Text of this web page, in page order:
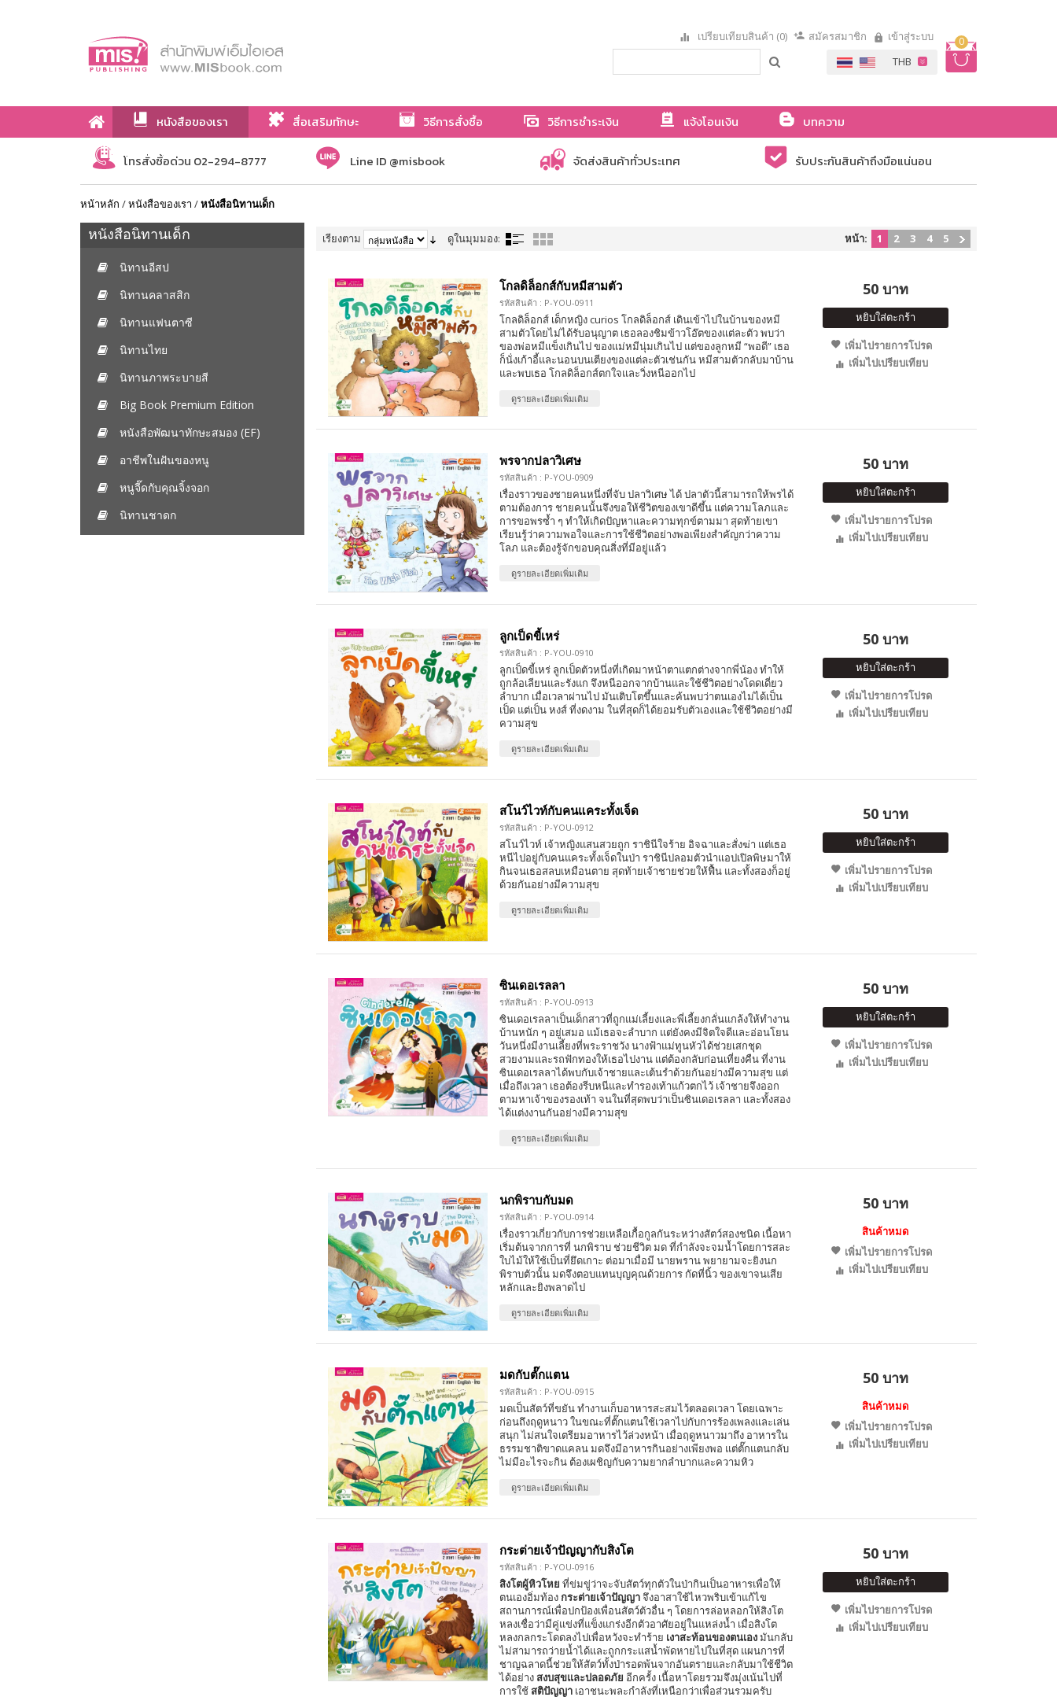
0
เปรียบเทียบสินค้า (0) สมัครสมาชิก เข้าสู่ระบบ
หนังสือของเรา สื่อเสริมทักษะ วิธีการสั่งซื้อ วิธีการชำระเงิน แจ้งโอนเงิน
บทความ
เกี่ยวกับเรา
โทรสั่งซื้อด่วน 02-294-8777 Line ID @misbook จัดส่งสินค้าทั่วประเทศ รับประกันสินค้าถึงมือแน่นอน
หน้าหลัก /หนังสือของเรา /หนังสือนิทานเด็ก
หนังสือนิทานเด็ก
นิทานอีสป
นิทานคลาสสิก
นิทานแฟนตาซี
นิทานไทย
นิทานภาพระบายสี
Big Book Premium Edition
หนังสือพัฒนาทักษะสมอง (EF)
อาชีพในฝันของหนู
หนูจี๊ดกับคุณจิ้งจอก
นิทานชาดก
เรียงตาม ดูในมุมมอง: หน้า: 1 2 3 4 5
โกลดิล็อกส์กับหมีสามตัว
รหัสสินค้า : P-YOU-0911
โกลดิล็อกส์ เด็กหญิง curios โกลดิล็อกส์ เดินเข้าไปในบ้านของหมี
สามตัวโดยไม่ได้รับอนุญาต เธอลองชิมข้าวโอ๊ตของแต่ละตัว พบว่า
ของพ่อหมีแข็งเกินไป ของแม่หมีนุ่มเกินไป แต่ของลูกหมี “พอดี” เธอ
ก็นั่งเก้าอี้และนอนบนเตียงของแต่ละตัวเช่นกัน หมีสามตัวกลับมาบ้าน
และพบเธอ โกลดิล็อกส์ตกใจและวิ่งหนีออกไป
ดูรายละเอียดเพิ่มเติม
50 บาท
หยิบใส่ตะกร้า
เพิ่มไปรายการโปรด
เพิ่มไปเปรียบเทียบ
พรจากปลาวิเศษ
รหัสสินค้า : P-YOU-0909
เรื่องราวของชายคนหนึ่งที่จับ ปลาวิเศษ ได้ ปลาตัวนี้สามารถให้พรได้
ตามต้องการ ชายคนนั้นจึงขอให้ชีวิตของเขาดีขึ้น แต่ความโลภและ
การขอพรซ้ำ ๆ ทำให้เกิดปัญหาและความทุกข์ตามมา สุดท้ายเขา
เรียนรู้ว่าความพอใจและการใช้ชีวิตอย่างพอเพียงสำคัญกว่าความ
โลภ และต้องรู้จักขอบคุณสิ่งที่มีอยู่แล้ว
ดูรายละเอียดเพิ่มเติม
50 บาท
หยิบใส่ตะกร้า
เพิ่มไปรายการโปรด
เพิ่มไปเปรียบเทียบ
ลูกเป็ดขี้เหร่
รหัสสินค้า : P-YOU-0910
ลูกเป็ดขี้เหร่ ลูกเป็ดตัวหนึ่งที่เกิดมาหน้าตาแตกต่างจากพี่น้อง ทำให้
ถูกล้อเลียนและรังแก จึงหนีออกจากบ้านและใช้ชีวิตอย่างโดดเดี่ยว
ลำบาก เมื่อเวลาผ่านไป มันเติบโตขึ้นและค้นพบว่าตนเองไม่ได้เป็น
เป็ด แต่เป็น หงส์ ที่งดงาม ในที่สุดก็ได้ยอมรับตัวเองและใช้ชีวิตอย่างมี
ความสุข
ดูรายละเอียดเพิ่มเติม
50 บาท
หยิบใส่ตะกร้า
เพิ่มไปรายการโปรด
เพิ่มไปเปรียบเทียบ
สโนว์ไวท์กับคนแคระทั้งเจ็ด
รหัสสินค้า : P-YOU-0912
สโนว์ไวท์ เจ้าหญิงแสนสวยถูก ราชินีใจร้าย อิจฉาและสั่งฆ่า แต่เธอ
หนีไปอยู่กับคนแคระทั้งเจ็ดในป่า ราชินีปลอมตัวนำแอปเปิลพิษมาให้
กินจนเธอสลบเหมือนตาย สุดท้ายเจ้าชายช่วยให้ฟื้น และทั้งสองก็อยู่
ด้วยกันอย่างมีความสุข
ดูรายละเอียดเพิ่มเติม
50 บาท
หยิบใส่ตะกร้า
เพิ่มไปรายการโปรด
เพิ่มไปเปรียบเทียบ
ซินเดอเรลลา
รหัสสินค้า : P-YOU-0913
ซินเดอเรลลาเป็นเด็กสาวที่ถูกแม่เลี้ยงและพี่เลี้ยงกลั่นแกล้งให้ทำงาน
บ้านหนัก ๆ อยู่เสมอ แม้เธอจะลำบาก แต่ยังคงมีจิตใจดีและอ่อนโยน
วันหนึ่งมีงานเลี้ยงที่พระราชวัง นางฟ้าแม่ทูนหัวได้ช่วยเสกชุด
สวยงามและรถฟักทองให้เธอไปงาน แต่ต้องกลับก่อนเที่ยงคืน ที่งาน
ซินเดอเรลลาได้พบกับเจ้าชายและเต้นรำด้วยกันอย่างมีความสุข แต่
เมื่อถึงเวลา เธอต้องรีบหนีและทำรองเท้าแก้วตกไว้ เจ้าชายจึงออก
ตามหาเจ้าของรองเท้า จนในที่สุดพบว่าเป็นซินเดอเรลลา และทั้งสอง
ได้แต่งงานกันอย่างมีความสุข
ดูรายละเอียดเพิ่มเติม
50 บาท
หยิบใส่ตะกร้า
เพิ่มไปรายการโปรด
เพิ่มไปเปรียบเทียบ
นกพิราบกับมด
รหัสสินค้า : P-YOU-0914
เรื่องราวเกี่ยวกับการช่วยเหลือเกื้อกูลกันระหว่างสัตว์สองชนิด เนื้อหา
เริ่มต้นจากการที่ นกพิราบ ช่วยชีวิต มด ที่กำลังจะจมน้ำโดยการสละ
ใบไม้ให้ใช้เป็นที่ยึดเกาะ ต่อมาเมื่อมี นายพราน พยายามจะยิงนก
พิราบตัวนั้น มดจึงตอบแทนบุญคุณด้วยการ กัดที่นิ้ว ของเขาจนเสีย
หลักและยิงพลาดไป
ดูรายละเอียดเพิ่มเติม
50 บาท
สินค้าหมด
เพิ่มไปรายการโปรด
เพิ่มไปเปรียบเทียบ
มดกับตั๊กแตน
รหัสสินค้า : P-YOU-0915
มดเป็นสัตว์ที่ขยัน ทำงานเก็บอาหารสะสมไว้ตลอดเวลา โดยเฉพาะ
ก่อนถึงฤดูหนาว ในขณะที่ตั๊กแตนใช้เวลาไปกับการร้องเพลงและเล่น
สนุก ไม่สนใจเตรียมอาหารไว้ล่วงหน้า เมื่อฤดูหนาวมาถึง อาหารใน
ธรรมชาติขาดแคลน มดจึงมีอาหารกินอย่างเพียงพอ แต่ตั๊กแตนกลับ
ไม่มีอะไรจะกิน ต้องเผชิญกับความยากลำบากและความหิว
ดูรายละเอียดเพิ่มเติม
50 บาท
สินค้าหมด
เพิ่มไปรายการโปรด
เพิ่มไปเปรียบเทียบ
กระต่ายเจ้าปัญญากับสิงโต
รหัสสินค้า : P-YOU-0916
สิงโตผู้หิวโหย ที่ข่มขู่ว่าจะจับสัตว์ทุกตัวในป่ากินเป็นอาหารเพื่อให้
ตนเองอิ่มท้องกระต่ายเจ้าปัญญาจึงอาสาใช้ไหวพริบเข้าแก้ไข
สถานการณ์เพื่อปกป้องเพื่อนสัตว์ตัวอื่น ๆ โดยการล่อหลอกให้สิงโต
หลงเชื่อว่ามีคู่แข่งที่แข็งแกร่งอีกตัวอาศัยอยู่ในแหล่งน้ำ เมื่อสิงโต
หลงกลกระโดดลงไปเพื่อหวังจะทำร้าย เงาสะท้อนของตนเองมันกลับ
ไม่สามารถว่ายน้ำได้และถูกกระแสน้ำพัดหายไปในที่สุด แผนการที่
ชาญฉลาดนี้ช่วยให้สัตว์ทั้งป่ารอดพ้นจากอันตรายและกลับมาใช้ชีวิต
ได้อย่างสงบสุขและปลอดภัย อีกครั้ง เนื้อหาโดยรวมจึงมุ่งเน้นไปที่
การใช้สติปัญญาเอาชนะพละกำลังที่เหนือกว่าเพื่อส่วนรวมครับ
50 บาท
หยิบใส่ตะกร้า
เพิ่มไปรายการโปรด
เพิ่มไปเปรียบเทียบ